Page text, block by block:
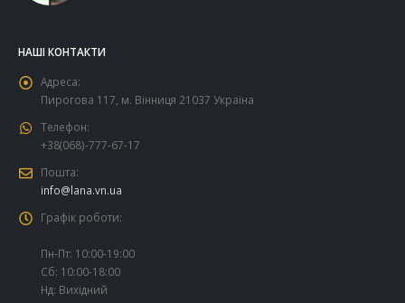
НАШІ КОНТАКТИ
Адреса:
Пирогова 117, м. Вінниця 21037 Україна
Телефон:
+38(068)-777-67-17
Пошта:
info@lana.vn.ua
Графік роботи:
Пн-Пт: 10:00-19:00
Сб: 10:00-18:00
Нд: Вихідний